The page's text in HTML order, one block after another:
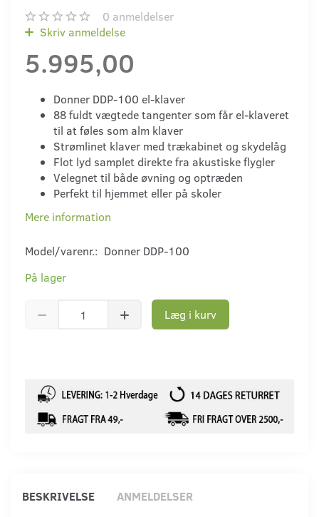
0 anmeldelser
Skriv anmeldelse
5.995,00
Donner DDP-100 el-klaver
88 fuldt vægtede tangenter som får el-klaveret
til at føles som alm klaver
Strømlinet klaver med trækabinet og skydelåg
Flot lyd samplet direkte fra akustiske flygler
Velegnet til både øvning og optræden
Perfekt til hjemmet eller på skoler
Mere information
Model/varenr.: Donner DDP-100
På lager
Læg i kurv
BESKRIVELSE ANMELDELSER